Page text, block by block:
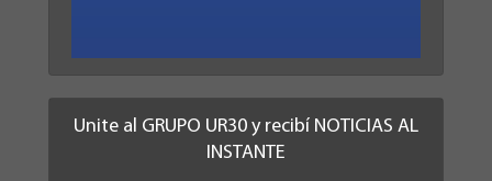
Unite al GRUPO UR30 y recibí NOTICIAS AL
INSTANTE